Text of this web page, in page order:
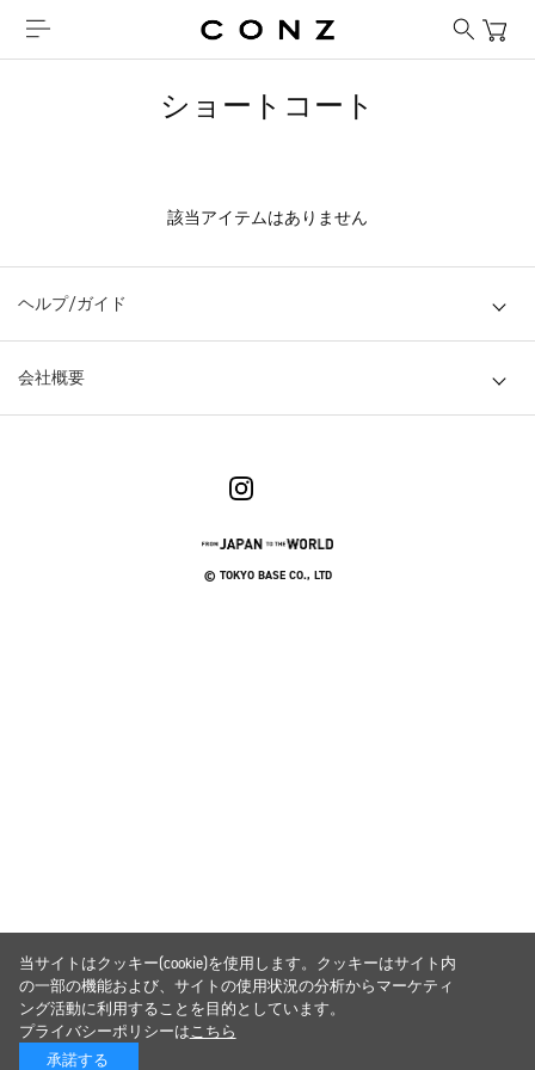
ショートコート
該当アイテムはありません
ヘルプ/ガイド
会社概要
© TOKYO BASE CO., LTD
当サイトはクッキー(cookie)を使用します。クッキーはサイト内
の一部の機能および、サイトの使用状況の分析からマーケティ
ング活動に利用することを目的としています。
プライバシーポリシーはこちら
承諾する